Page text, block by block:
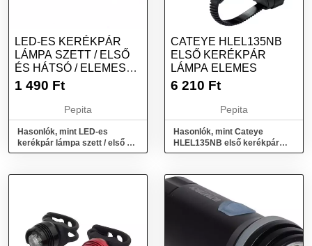
LED-ES KERÉKPÁR
LÁMPA SZETT / ELSŐ
ÉS HÁTSÓ / ELEMES
(16766)
1 490 Ft
Pepita
Hasonlók, mint LED-es
kerékpár lámpa szett / első és
hátsó / elemes (16766)
CATEYE HLEL135NB
ELSŐ KERÉKPÁR
LÁMPA ELEMES
6 210 Ft
Pepita
Hasonlók, mint Cateye
HLEL135NB első kerékpár
lámpa elemes